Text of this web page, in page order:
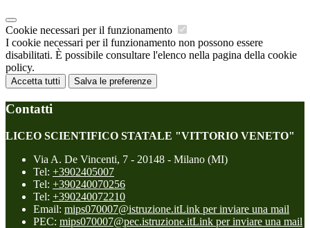
Cookie necessari per il funzionamento
I cookie necessari per il funzionamento non possono essere
disabilitati. È possibile consultare l'elenco nella pagina della cookie
policy.
Accetta tutti Salva le preferenze
Contatti
LICEO SCIENTIFICO STATALE "VITTORIO VENETO"
Via A. De Vincenti, 7 - 20148 - Milano (MI)
Tel: +3902405007
Tel: +390240070256
Tel: +390240072210
Email: mips070007@istruzione.itLink per inviare una mail
PEC: mips070007@pec.istruzione.itLink per inviare una mail